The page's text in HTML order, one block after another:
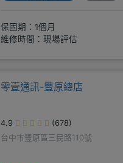
保固期：1個月
維修時間：現場評估
零壹通訊-豐原總店
4.9
(678)
台中市豐原區三民路110號